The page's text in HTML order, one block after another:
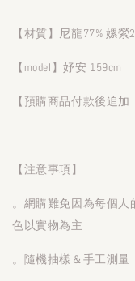
【材質】尼龍77% 嫘縈
【model】妤安 159cm
【預購商品付款後追
【注意事項】
。網購難免因為每個
色以實物為主
。隨機抽樣＆手工測量